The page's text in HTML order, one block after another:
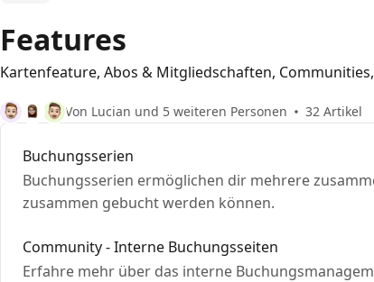
Features
Kartenfeature, Abos & Mitgliedschaften,
Von Lucian und 5 weiteren Personen 32 Artikel
Buchungsserien
Buchungsserien ermöglichen dir mehrere
zusammen gebucht werden können.
Community - Interne Buchungsseiten
Erfahre mehr über das interne